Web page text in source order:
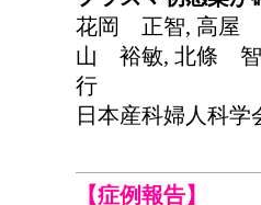
花岡 正智, 高屋
山 裕敏, 北條
行
日本産科婦人科学
【症例報告】